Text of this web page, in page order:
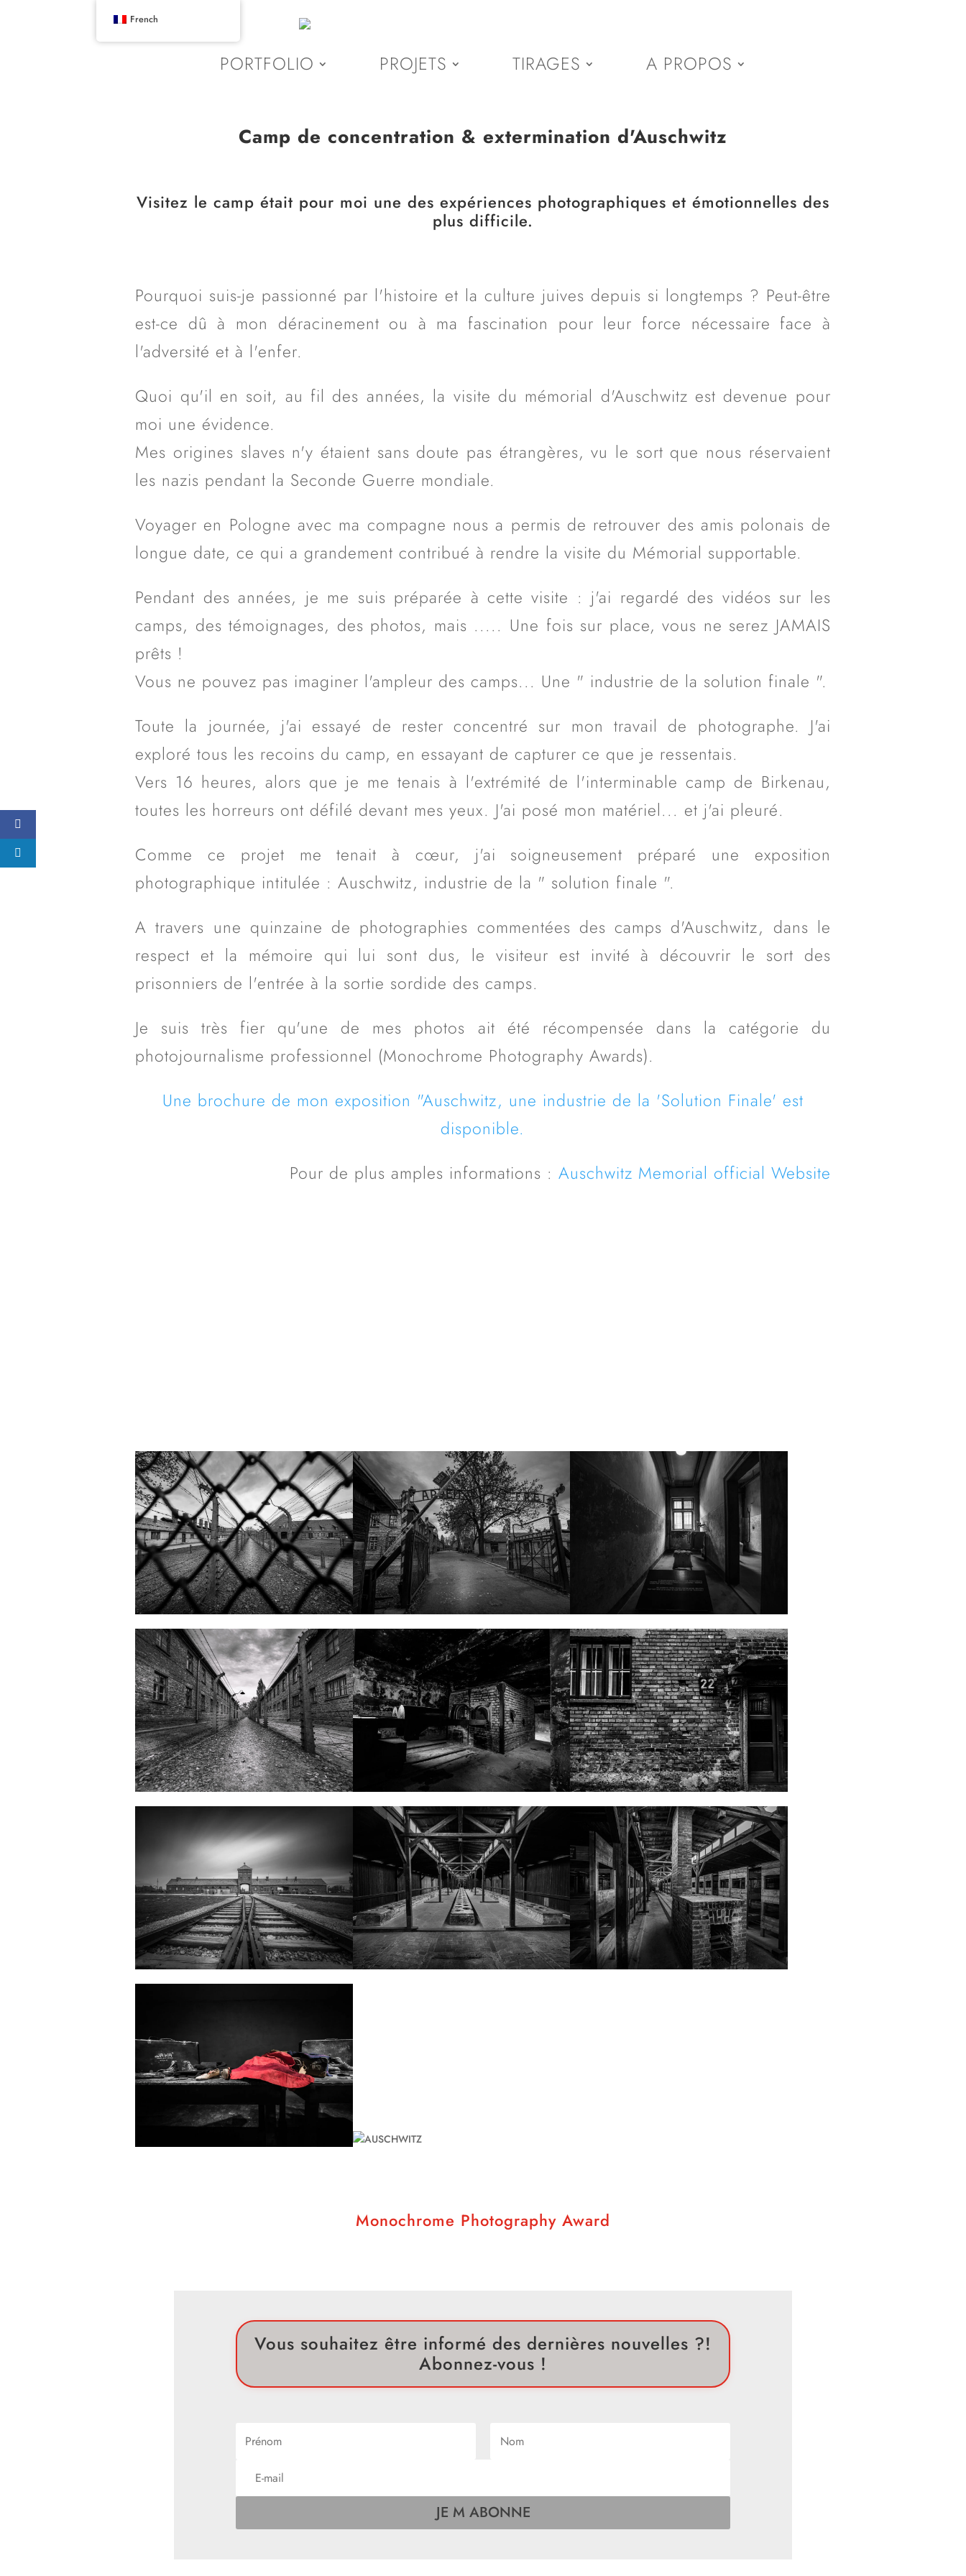
PORTFOLIO PROJETS TIRAGES A PROPOS
Camp de concentration & extermination d'Auschwitz
Visitez le camp était pour moi une des expériences photographiques et émotionnelles des
plus difficile.
Pourquoi suis-je passionné par l'histoire et la culture juives depuis si longtemps ? Peut-être
est-ce dû à mon déracinement ou à ma fascination pour leur force nécessaire face à
l'adversité et à l'enfer.
Quoi qu'il en soit, au fil des années, la visite du mémorial d'Auschwitz est devenue pour
moi une évidence.
Mes origines slaves n'y étaient sans doute pas étrangères, vu le sort que nous réservaient
les nazis pendant la Seconde Guerre mondiale.
Voyager en Pologne avec ma compagne nous a permis de retrouver des amis polonais de
longue date, ce qui a grandement contribué à rendre la visite du Mémorial supportable.
Pendant des années, je me suis préparée à cette visite : j'ai regardé des vidéos sur les
camps, des témoignages, des photos, mais ..... Une fois sur place, vous ne serez JAMAIS
prêts !
Vous ne pouvez pas imaginer l'ampleur des camps... Une " industrie de la solution finale ".
Toute la journée, j'ai essayé de rester concentré sur mon travail de photographe. J'ai
exploré tous les recoins du camp, en essayant de capturer ce que je ressentais.
Vers 16 heures, alors que je me tenais à l'extrémité de l'interminable camp de Birkenau,
toutes les horreurs ont défilé devant mes yeux. J'ai posé mon matériel... et j'ai pleuré.
Comme ce projet me tenait à cœur, j'ai soigneusement préparé une exposition
photographique intitulée : Auschwitz, industrie de la " solution finale ".
A travers une quinzaine de photographies commentées des camps d'Auschwitz, dans le
respect et la mémoire qui lui sont dus, le visiteur est invité à découvrir le sort des
prisonniers de l'entrée à la sortie sordide des camps.
Je suis très fier qu'une de mes photos ait été récompensée dans la catégorie du
photojournalisme professionnel (Monochrome Photography Awards).
Une brochure de mon exposition "Auschwitz, une industrie de la 'Solution Finale' est
disponible.
Pour de plus amples informations : Auschwitz Memorial official Website
Monochrome Photography Award
Vous souhaitez être informé des dernières nouvelles ?!
Abonnez-vous !
JE M ABONNE
French